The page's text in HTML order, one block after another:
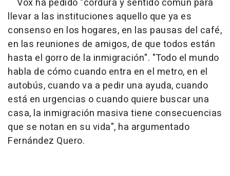
Vox ha pedido "cordura y sentido común para
llevar a las instituciones aquello que ya es
consenso en los hogares, en las pausas del café,
en las reuniones de amigos, de que todos están
hasta el gorro de la inmigración". "Todo el mundo
habla de cómo cuando entra en el metro, en el
autobús, cuando va a pedir una ayuda, cuando
está en urgencias o cuando quiere buscar una
casa, la inmigración masiva tiene consecuencias
que se notan en su vida", ha argumentado
Fernández Quero.